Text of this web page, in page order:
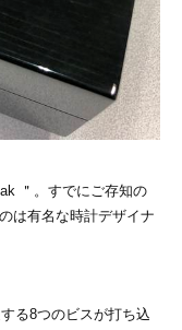
＂。すでにご存知の
は有名な時計デザイナ
る8つのビスが打ち込